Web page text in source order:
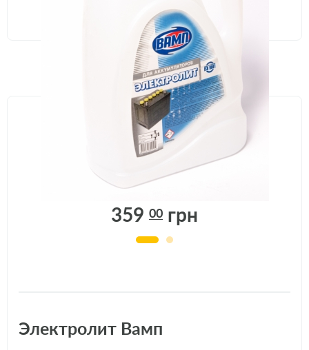
НЕМАЄ В НАЯВНОСТІ
В НАЯВНОСТІ: 5
АРТИКУЛ: 22175
359 00 грн
Электролит Вамп